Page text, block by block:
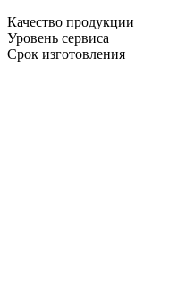
Качество продукции
Уровень сервиса
Срок изготовления